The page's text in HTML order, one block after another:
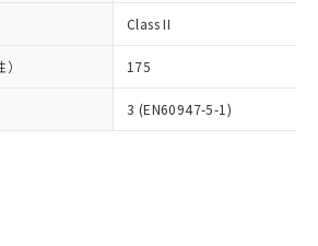
Class II
175
3 (EN60947-5-1)
および標準価格結果を当社の
承諾なく第三者に漏洩または開
ようお願いします。
ーツ機能（部品リスト作成サー
をご利用いただくには、I-Web
り替え状況などにより、予定
ことがあります。
物質（10物質）のすべてが基
ることを示します。
常の使用状況下において有害物
えいし、環境に深刻な影響を
数を意味します。
貴社製品を第三者に販売する
、上記1、2および3の内容を当
に通知します。また当社は、
および販売に係わる関係者が違
出するおそれがある場合は、取
いたしません。
器販売店・当社販売員にご確
注生産機種、また在庫状況の
報を公開していない機種